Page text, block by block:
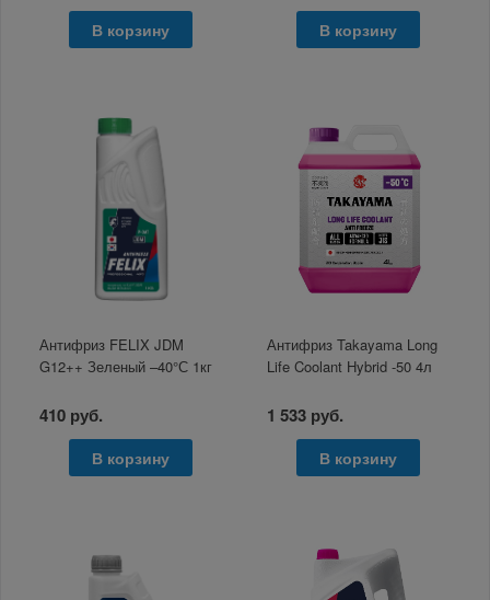
В корзину В корзину
Антифриз FELIX JDM
G12++ Зеленый –40°С 1кг
410 руб.
В корзину
Антифриз Takayama Long
Life Coolant Hybrid -50 4л
1 533 руб.
В корзину